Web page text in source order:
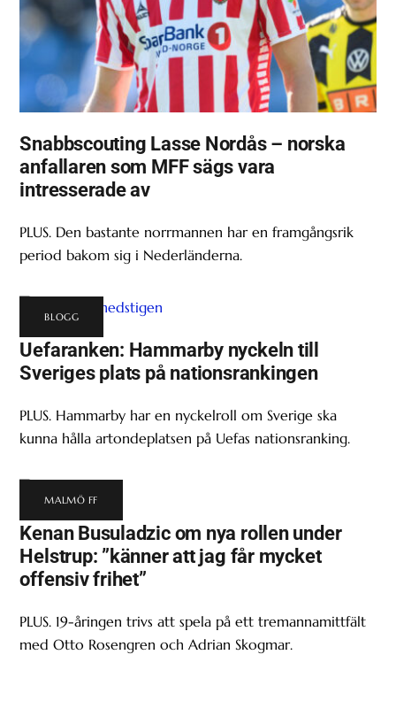
Snabbscouting Lasse Nordås – norska
anfallaren som MFF sägs vara
intresserade av
PLUS. Den bastante norrmannen har en framgångsrik
period bakom sig i Nederländerna.
BLOGG
Uefaranken: Hammarby nyckeln till
Sveriges plats på nationsrankingen
PLUS. Hammarby har en nyckelroll om Sverige ska
kunna hålla artondeplatsen på Uefas nationsranking.
MALMÖ FF
Kenan Busuladzic om nya rollen under
Helstrup: ”känner att jag får mycket
offensiv frihet”
PLUS. 19-åringen trivs att spela på ett tremannamittfält
med Otto Rosengren och Adrian Skogmar.